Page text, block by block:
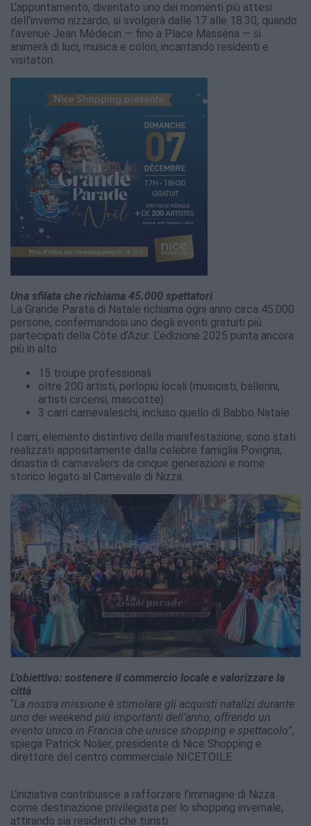
L’appuntamento, diventato uno dei momenti più attesi
dell’inverno nizzardo, si svolgerà dalle 17 alle 18.30, quando
l’avenue Jean Médecin — fino a Place Masséna — si
animerà di luci, musica e colori, incantando residenti e
visitatori.
Una sfilata che richiama 45.000 spettatori
La Grande Parata di Natale richiama ogni anno circa 45.000
persone, confermandosi uno degli eventi gratuiti più
partecipati della Côte d’Azur. L’edizione 2025 punta ancora
più in alto:
15 troupe professionali
oltre 200 artisti, perlopiù locali (musicisti, ballerini,
artisti circensi, mascotte)
3 carri carnevaleschi, incluso quello di Babbo Natale
I carri, elemento distintivo della manifestazione, sono stati
realizzati appositamente dalla celebre famiglia Povigna,
dinastia di carnavaliers da cinque generazioni e nome
storico legato al Carnevale di Nizza.
L’obiettivo: sostenere il commercio locale e valorizzare la
città
“La nostra missione è stimolare gli acquisti natalizi durante
uno dei weekend più importanti dell’anno, offrendo un
evento unico in Francia che unisce shopping e spettacolo”,
spiega Patrick Nolier, presidente di Nice Shopping e
direttore del centro commerciale NICETOILE.
L’iniziativa contribuisce a rafforzare l’immagine di Nizza
come destinazione privilegiata per lo shopping invernale,
attirando sia residenti che turisti.